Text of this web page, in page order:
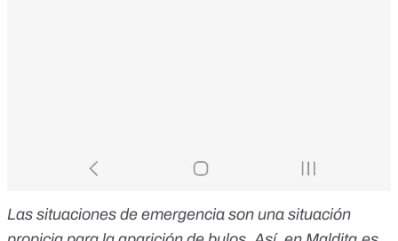
Las situaciones de emergencia son una situación